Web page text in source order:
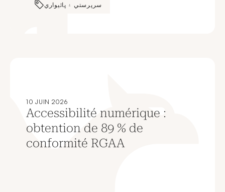
سرپرستي ۽ ڀائيواري
10 JUIN 2026
Accessibilité numérique :
obtention de 89 % de
conformité RGAA